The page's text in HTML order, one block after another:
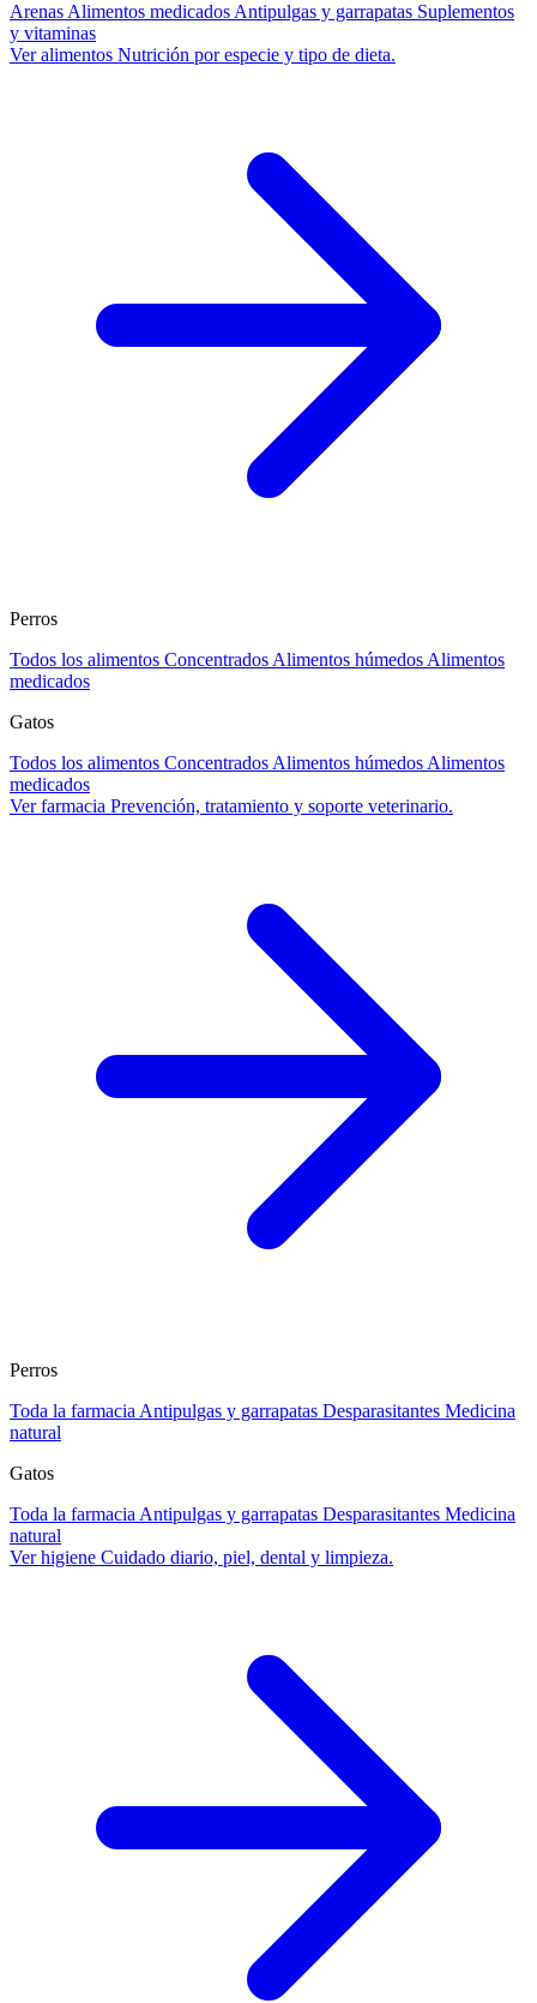
Arenas Alimentos medicados Antipulgas y garrapatas Suplementos
y vitaminas
Ver alimentos Nutrición por especie y tipo de dieta.
Perros
Todos los alimentos Concentrados Alimentos húmedos Alimentos
medicados
Gatos
Todos los alimentos Concentrados Alimentos húmedos Alimentos
medicados
Ver farmacia Prevención, tratamiento y soporte veterinario.
Perros
Toda la farmacia Antipulgas y garrapatas Desparasitantes Medicina
natural
Gatos
Toda la farmacia Antipulgas y garrapatas Desparasitantes Medicina
natural
Ver higiene Cuidado diario, piel, dental y limpieza.